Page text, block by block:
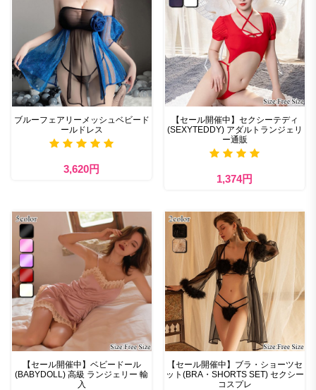
ブルーフェアリーメッシュベビード
ールドレス
3,620円
【セール開催中】セクシーテディ
(SEXYTEDDY) アダルトランジェリ
ー通販
1,374円
【セール開催中】ベビードール
(BABYDOLL) 高級 ランジェリー 輸
入
【セール開催中】ブラ・ショーツセ
ット(BRA・SHORTS SET) セクシー
コスプレ